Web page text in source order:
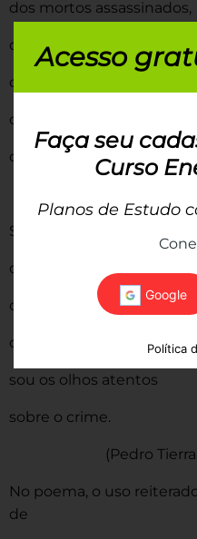
dos mortos assassinados,
dos eletrocutados, dos
dos “enforcados” e
dos que “tentaram fugir”,
dos enlouquecidos.
Sou o poeta
dos torturados,
dos “desaparecidos”,
dos atirados ao mar,
sou os olhos atentos
sobre o crime.
(Pedro
No poema, o uso
de
Acesso
Faça seu
Curso
Planos de Estudo
Política